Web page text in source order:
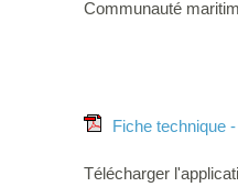
Communauté
Fiche technique
Télécharger